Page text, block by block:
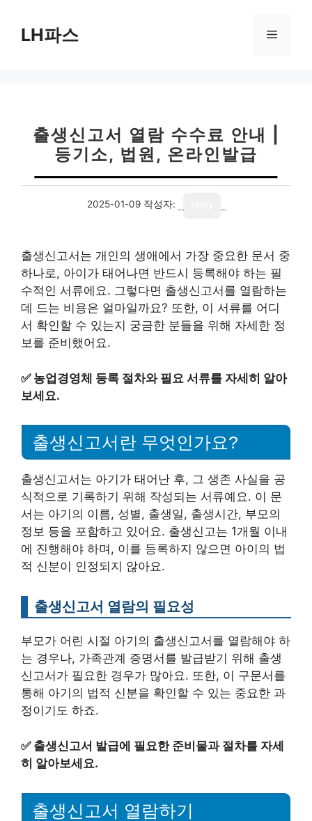
LH파스 메
출생신고서 열람 수수료 안내 |
등기소, 법원, 온라인발급
2025-01-09 작성자:
출생신고서는 개인의 생애에서 가장 중요한 문서 중
하나로, 아이가 태어나면 반드시 등록해야 하는 필
수적인 서류에요. 그렇다면 출생신고서를 열람하는
데 드는 비용은 얼마일까요? 또한, 이 서류를 어디
서 확인할 수 있는지 궁금한 분들을 위해 자세한 정
보를 준비했어요.
✅ 농업경영체 등록 절차와 필요 서류를 자세히 알아
보세요.
출생신고서란 무엇인가요?
출생신고서는 아기가 태어난 후, 그 생존 사실을 공
식적으로 기록하기 위해 작성되는 서류예요. 이 문
서는 아기의 이름, 성별, 출생일, 출생시간, 부모의
정보 등을 포함하고 있어요. 출생신고는 1개월 이내
에 진행해야 하며, 이를 등록하지 않으면 아이의 법
적 신분이 인정되지 않아요.
출생신고서 열람의 필요성
부모가 어린 시절 아기의 출생신고서를 열람해야 하
는 경우나, 가족관계 증명서를 발급받기 위해 출생
신고서가 필요한 경우가 많아요. 또한, 이 구문서를
통해 아기의 법적 신분을 확인할 수 있는 중요한 과
정이기도 하죠.
✅ 출생신고서 발급에 필요한 준비물과 절차를 자세
히 알아보세요.
출생신고서 열람하기